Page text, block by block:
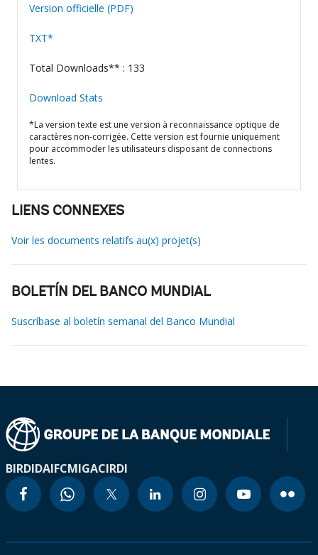
Version officielle (PDF)
TXT*
Total Downloads** : 133
Download Stats
*La version texte est une version à reconnaissance optique de
caractères non-corrigée. Cette version est fournie uniquement
pour accommoder les utilisateurs disposant de connections
lentes.
LIENS CONNEXES
Voir les documents relatifs au(x) projet(s)
BOLETÍN DEL BANCO MUNDIAL
Suscríbase al boletín semanal del Banco Mundial
BIRDIDAIFCMIGACIRDI